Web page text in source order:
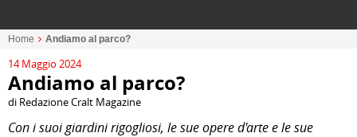
Home Andiamo al parco?
14 Maggio 2024
Andiamo al parco?
di Redazione Cralt Magazine
Con i suoi giardini rigogliosi, le sue opere d'arte e le sue